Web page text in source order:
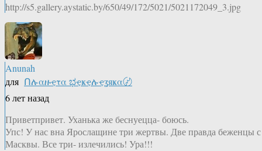
http://s5.gallery.aystatic.by/650/49/172/5021/5021172049_3.jpg
Anunah
для Ոሉαዙҿτα ಭҿҝҿሉҿʓяҝα〄
6 лет назад
Приветпривет. Уханька же беснуецца- боюсь.
Упс! У нас вна Ярослащине три жертвы. Две правда беженцы с
Масквы. Все три- излечились! Ура!!!